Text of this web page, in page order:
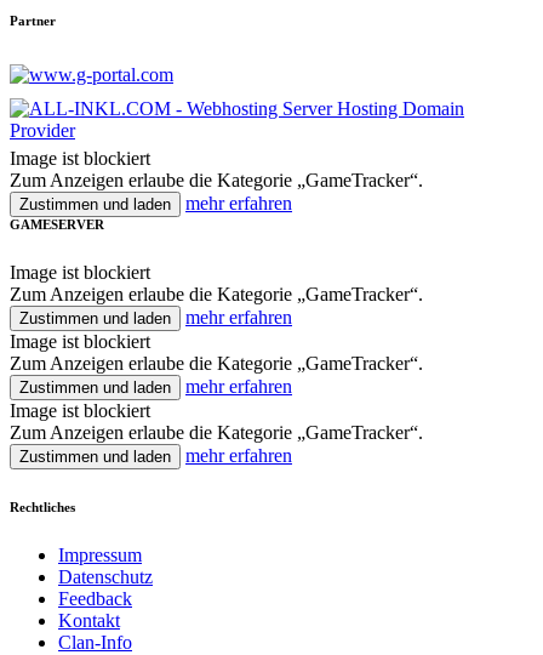
Partner
Image ist blockiert
Zum Anzeigen erlaube die Kategorie „GameTracker“.
Zustimmen und laden mehr erfahren
GAMESERVER
Image ist blockiert
Zum Anzeigen erlaube die Kategorie „GameTracker“.
Zustimmen und laden
mehr erfahren
Image ist blockiert
Zum Anzeigen erlaube die Kategorie „GameTracker“.
Zustimmen und laden
mehr erfahren
Image ist blockiert
Zum Anzeigen erlaube die Kategorie „GameTracker“.
Zustimmen und laden mehr erfahren
Rechtliches
Impressum
Datenschutz
Feedback
Kontakt
Clan-Info